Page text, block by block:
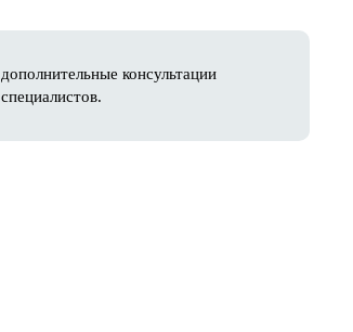
дополнительные консультации
специалистов.